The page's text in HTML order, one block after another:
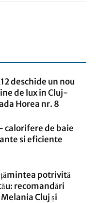
deschide un nou
de lux in Cluj-
Horea nr. 8
calorifere de baie
si eficiente
potrivită
recomandări
Cluj și